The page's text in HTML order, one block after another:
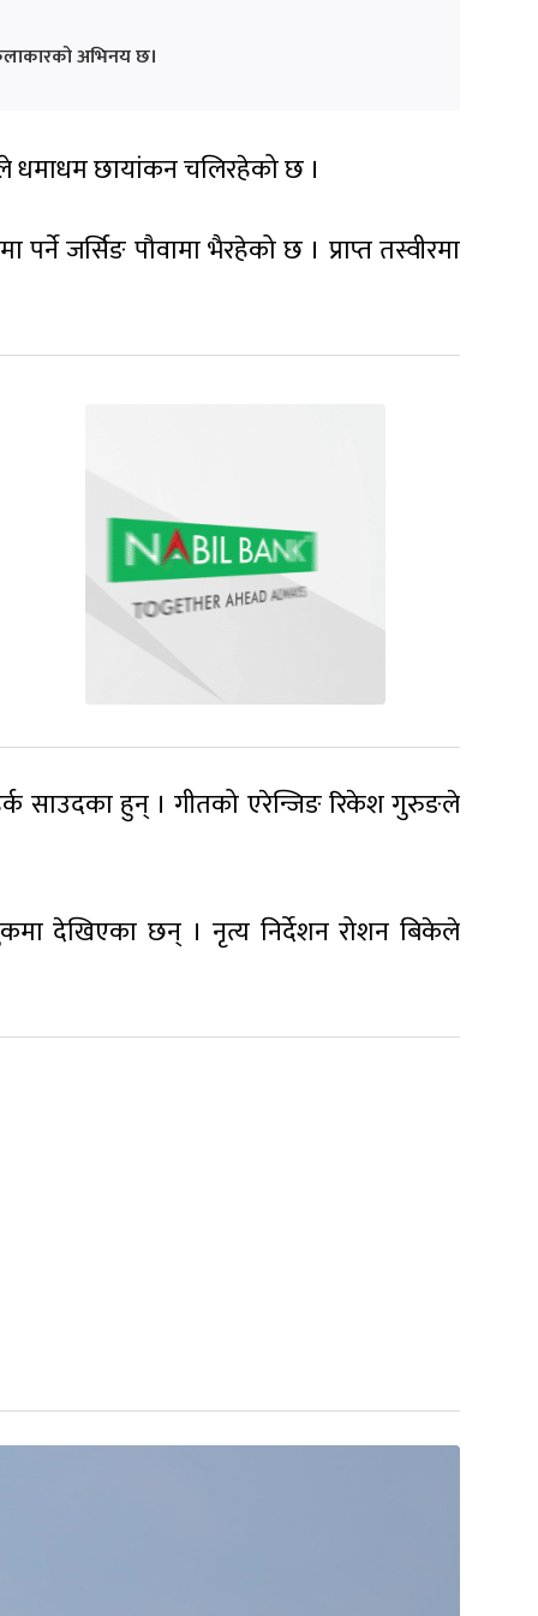
अभिनय छ।
धमाधम छायांकन चलिरहेको छ ।
जर्सिङ पौवामा भैरहेको छ । प्राप्त तस्वीरमा
साउदका हुन् । गीतको एरेन्जिङ रिकेश गुरुङले
देखिएका छन् । नृत्य निर्देशन रोशन बिकेले